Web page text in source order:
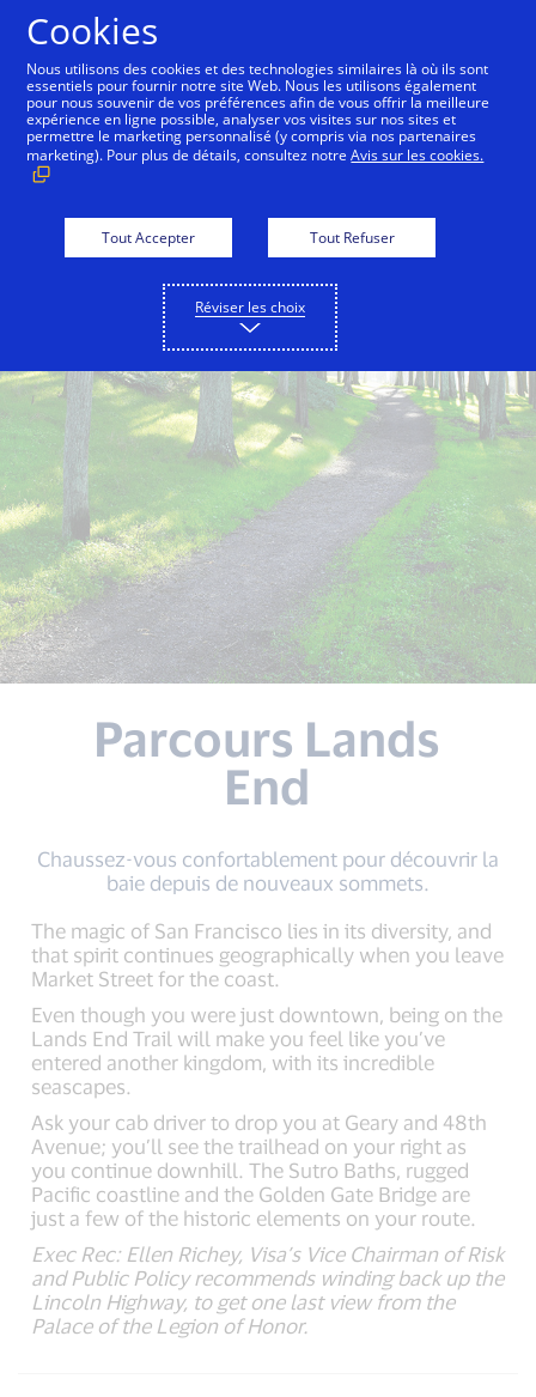
Back to City Guide Commute Hack - Sausalito Ferry
Parcours Lands
End
Chaussez-vous confortablement pour découvrir la
baie depuis de nouveaux sommets.
The magic of San Francisco lies in its diversity, and
that spirit continues geographically when you leave
Market Street for the coast.
Even though you were just downtown, being on the
Lands End Trail will make you feel like you’ve
entered another kingdom, with its incredible
seascapes.
Ask your cab driver to drop you at Geary and 48th
Avenue; you’ll see the trailhead on your right as
you continue downhill. The Sutro Baths, rugged
Pacific coastline and the Golden Gate Bridge are
just a few of the historic elements on your route.
Exec Rec: Ellen Richey, Visa’s Vice Chairman of Risk
and Public Policy recommends winding back up the
Lincoln Highway, to get one last view from the
Palace of the Legion of Honor.
Cookies
Nous utilisons des cookies et des technologies similaires là où ils sont
essentiels pour fournir notre site Web. Nous les utilisons également
pour nous souvenir de vos préférences afin de vous offrir la meilleure
expérience en ligne possible, analyser vos visites sur nos sites et
permettre le marketing personnalisé (y compris via nos partenaires
marketing). Pour plus de détails, consultez notreAvis sur les cookies.
Tout Accepter Tout Refuser
Réviser les choix